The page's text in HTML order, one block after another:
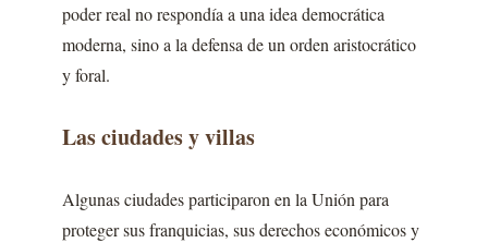
poder real no respondía a una idea democrática
moderna, sino a la defensa de un orden aristocrático
y foral.
Las ciudades y villas
Algunas ciudades participaron en la Unión para
proteger sus franquicias, sus derechos económicos y